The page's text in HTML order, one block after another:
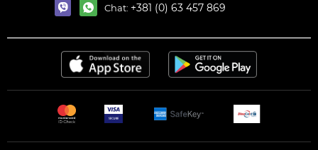
Chat: +381 (0) 63 457 869